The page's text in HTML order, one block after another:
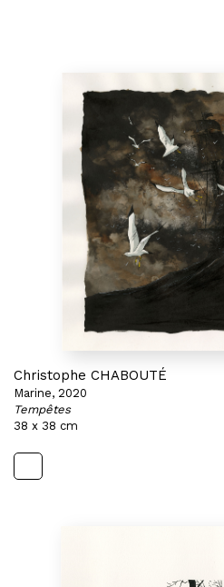
Christophe CHABOUTÉ
Marine, 2020
Tempêtes
38 x 38 cm